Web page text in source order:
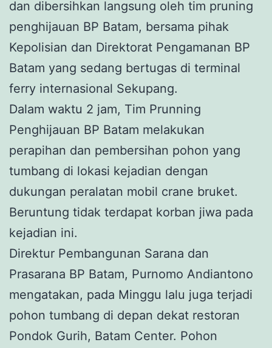
dan dibersihkan langsung oleh tim pruning
penghijauan BP Batam, bersama pihak
Kepolisian dan Direktorat Pengamanan BP
Batam yang sedang bertugas di terminal
ferry internasional Sekupang.
Dalam waktu 2 jam, Tim Prunning
Penghijauan BP Batam melakukan
perapihan dan pembersihan pohon yang
tumbang di lokasi kejadian dengan
dukungan peralatan mobil crane bruket.
Beruntung tidak terdapat korban jiwa pada
kejadian ini.
Direktur Pembangunan Sarana dan
Prasarana BP Batam, Purnomo Andiantono
mengatakan, pada Minggu lalu juga terjadi
pohon tumbang di depan dekat restoran
Pondok Gurih, Batam Center. Pohon